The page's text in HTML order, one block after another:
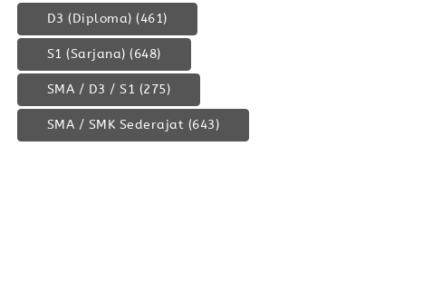
D3 (Diploma) (461)
S1 (Sarjana) (648)
SMA / D3 / S1 (275)
SMA / SMK Sederajat (643)